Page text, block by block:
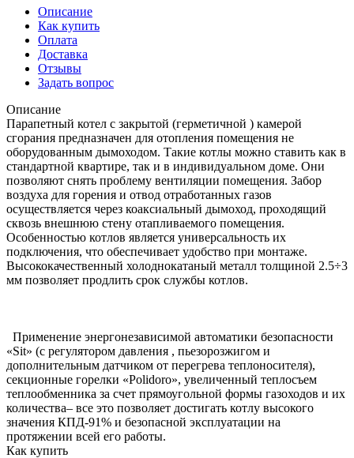
Описание
Как купить
Оплата
Доставка
Отзывы
Задать вопрос
Описание
Парапетный котел с закрытой (герметичной ) камерой
сгорания предназначен для отопления помещения не
оборудованным дымоходом. Такие котлы можно ставить как в
стандартной квартире, так и в индивидуальном доме. Они
позволяют снять проблему вентиляции помещения. Забор
воздуха для горения и отвод отработанных газов
осуществляется через коаксиальный дымоход, проходящий
сквозь внешнюю стену отапливаемого помещения.
Особенностью котлов является универсальность их
подключения, что обеспечивает удобство при монтаже.
Высококачественный холоднокатаный металл толщиной 2.5÷3
мм позволяет продлить срок службы котлов.
Применение энергонезависимой автоматики безопасности
«Sit» (с регулятором давления , пьезорозжигом и
дополнительным датчиком от перегрева теплоносителя),
секционные горелки «Polidoro», увеличенный теплосъем
теплообменника за счет прямоугольной формы газоходов и их
количества– все это позволяет достигать котлу высокого
значения КПД-91% и безопасной эксплуатации на
протяжении всей его работы.
Как купить